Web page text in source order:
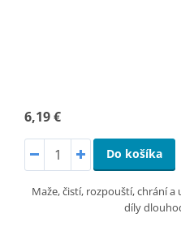
6,19 €
Do košíka
Maže, čistí, rozpouští, chrání
díly